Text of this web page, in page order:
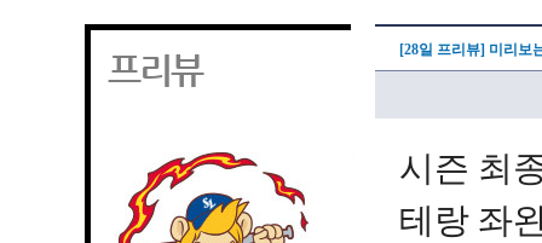
프리뷰 [28일 프리뷰] 미리보
시즌 최
테랑 좌